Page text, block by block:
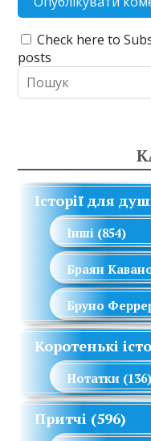
Check here to
posts
Історії для
Інші (854)
Браян
Бруно
Коротенькі
Нотатки (136)
Притчі (596)